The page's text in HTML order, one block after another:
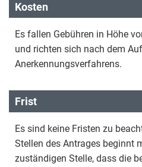
Kosten
Es fallen Gebühren in Höhe
und richten sich nach dem
Anerkennungsverfahrens.
Frist
Es sind keine Fristen zu
Stellen des Antrages beginnt
zuständigen Stelle, dass die